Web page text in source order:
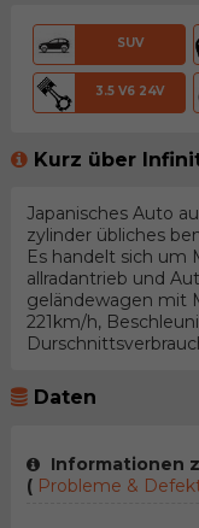
SUV
3.5 V6 24V
Kurz über
Japanisches Auto
zylinder übliches
Es handelt sich um
allradantrieb und
geländewagen mit
221km/h,
Daten
Informationen
(Probleme &